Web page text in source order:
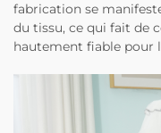
fabrication se
du tissu, ce qui fait de
hautement fiable pour